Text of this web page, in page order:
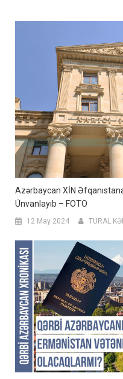
Azərbaycan XİN
Ünvanlayıb – FOTO
12 May 2024 TURAL